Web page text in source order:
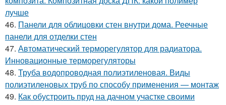
лучше
46. Панели для облицовки стен внутри дома. Реечные
панели для отделки стен
47. Автоматический терморегулятор для радиатора.
Инновационные терморегуляторы
48. Труба водопроводная полиэтиленовая. Виды
полиэтиленовых труб по способу применения — монтаж
49. Как обустроить пруд на дачном участке своими